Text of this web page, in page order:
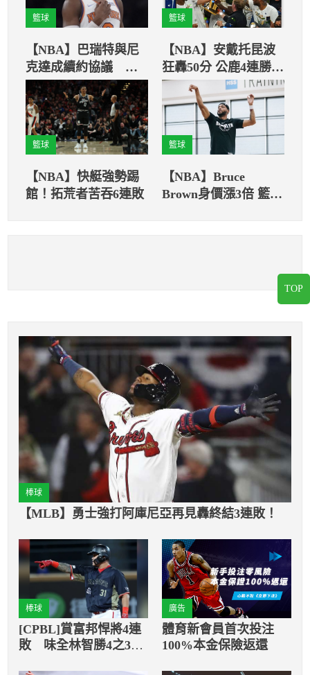
籃球
【NBA】巴瑞特與尼
克達成續約協議 總
薪資約1.2億美元
籃球
【NBA】安戴托昆波
狂轟50分 公鹿4連勝射
日勇奪隊史第2冠
籃球
【NBA】快艇強勢踢
館！拓荒者苦吞6連敗
籃球
【NBA】Bruce
Brown身價漲3倍 籃網
棒球
【MLB】勇士強打阿庫尼亞再見轟終結3連敗！
棒球
[CPBL]賞富邦悍將4連
敗 味全林智勝4之3拿
廣告
體育新會員首次投注
100%本金保險返還
TOP